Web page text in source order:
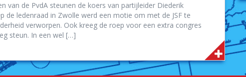
van de PvdA steunen de koers van partijleider Diederik
de ledenraad in Zwolle werd een motie om met de JSF te
verworpen. Ook kreeg de roep voor een extra congres
steun. In een wel […]